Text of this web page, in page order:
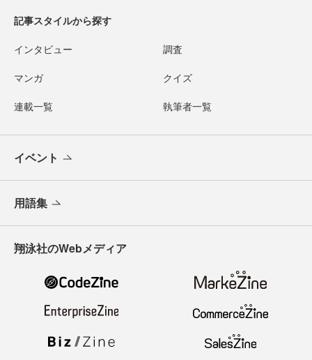
記事スタイルから探す
インタビュー 調査
マンガ クイズ
連載一覧 執筆者一覧
イベント
用語集
翔泳社のWebメディア